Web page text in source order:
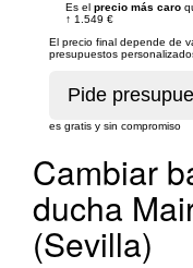
Es el precio más caro
↑ 1.549 €
El precio final depende de
presupuestos
es gratis y sin compromiso
Cambiar
ducha
(Sevilla)